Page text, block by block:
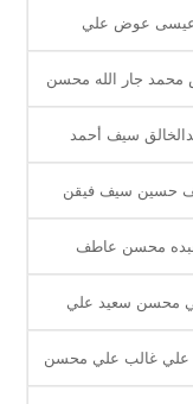
عوض علي
جار الله محسن
سيف أحمد
حسين سيف فيقن
محسن عاطف
محسن سعيد علي
غالب علي محسن